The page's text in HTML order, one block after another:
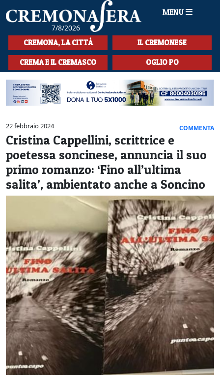
7/8/2026
MENU
HOME
CRONACA
SPORT
LA MUSICA
CULTURA
LA STORIA
SPETTACOLI
L'EDITORIALE
CREMONA, LA CITTÀ IL CREMONESE
CREMA E IL CREMASCO OGLIO PO
22 febbraio 2024 COMMENTA
Cristina Cappellini, scrittrice e
poetessa soncinese, annuncia il suo
primo romanzo: ‘Fino all’ultima
salita’, ambientato anche a Soncino